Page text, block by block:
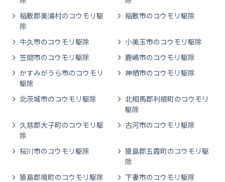
稲敷郡美浦村のコウモリ駆
除
稲敷市のコウモリ駆除
牛久市のコウモリ駆除
小美玉市のコウモリ駆除
笠間市のコウモリ駆除
鹿嶋市のコウモリ駆除
かすみがうら市のコウモリ
駆除
神栖市のコウモリ駆除
北茨城市のコウモリ駆除
北相馬郡利根町のコウモリ
駆除
久慈郡大子町のコウモリ駆
除
古河市のコウモリ駆除
桜川市のコウモリ駆除
猿島郡五霞町のコウモリ駆
除
猿島郡境町のコウモリ駆除
下妻市のコウモリ駆除